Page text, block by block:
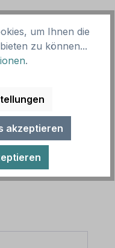
in
um Ihnen die
zu können...
.
akzeptieren